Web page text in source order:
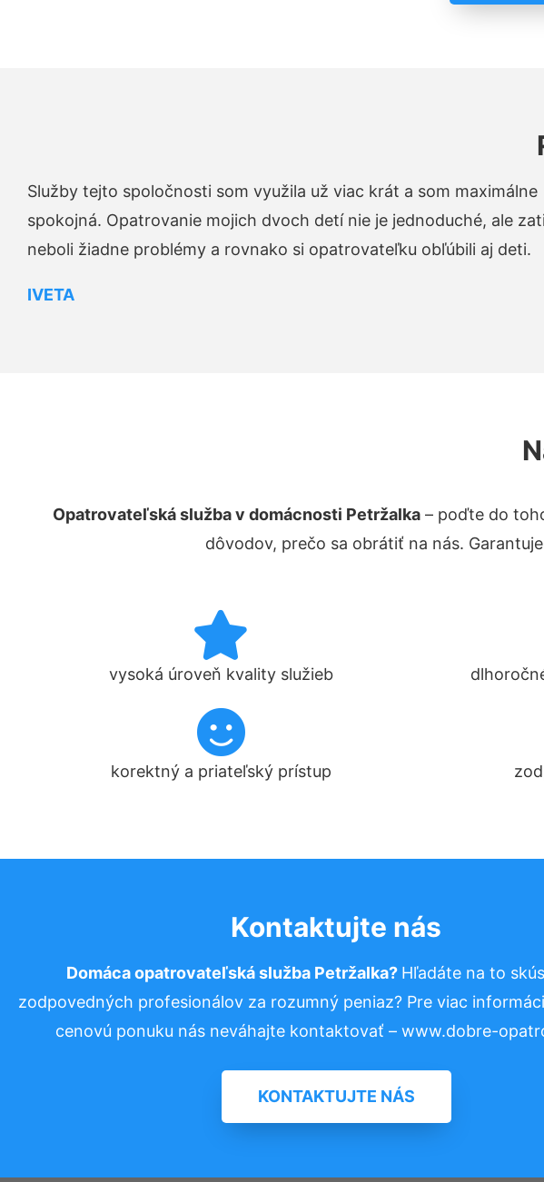
Služby tejto spoločnosti som využila už viac krát a som maximálne
spokojná. Opatrovanie mojich dvoch detí nie je jednoduché, ale
neboli žiadne problémy a rovnako si opatrovateľku obľúbili aj deti.
IVETA
Opatrovateľská služba v domácnosti Petržalka – poďte do
dôvodov, prečo sa obrátiť na nás.
vysoká úroveň kvality služieb
korektný a priateľský prístup
Kontaktujte nás
Domáca opatrovateľská služba Petržalka? Hľadáte na to
zodpovedných profesionálov za rozumný peniaz? Pre viac
cenovú ponuku nás neváhajte kontaktovať – www.dobre-
KONTAKTUJTE NÁS